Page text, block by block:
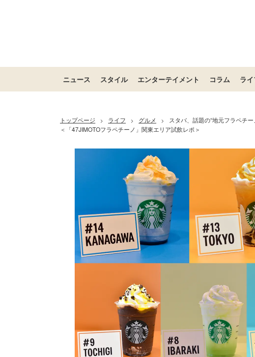
ニュース スタイル エンターテイメント コラム ライ
トップページ > ライフ > グルメ >
スタバ、話題の“地元フラペチ
＜「47JIMOTOフラペチーノ」関東エリア試飲レポ＞